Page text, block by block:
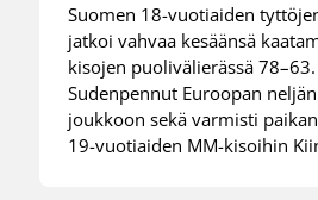
Suomen 18-vuotiaiden
jatkoi vahvaa kesäänsä
kisojen puolivälierässä
Sudenpennut Euroopan
joukkoon sekä varmisti
19-vuotiaiden MM-kisoihin